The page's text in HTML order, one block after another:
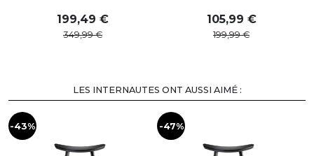
199,49
349,99
105,99
199,99
LES INTERNAUTES ONT AUSSI AIMÉ :
-43% -47%